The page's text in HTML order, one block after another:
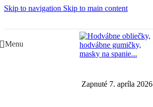
Skip to navigation Skip to main content
Menu
Zapnuté 7. apríla 2026